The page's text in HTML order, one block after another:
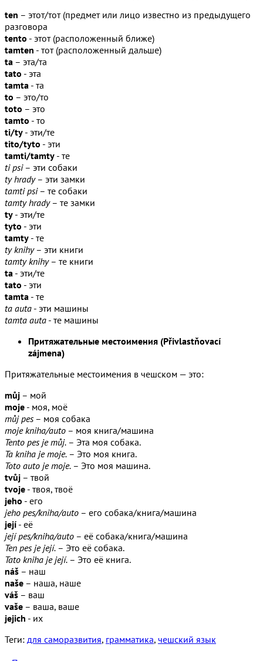
ten – этот/тот (предмет или лицо известно из предыдущего
разговора
tento - этот (расположенный ближе)
tamten - тот (расположенный дальше)
ta – эта/та
tato - эта
tamtа - та
to – это/то
toto – это
tamtо - то
ti/ty - эти/те
tito/tyto - эти
tamti/tamty - те
ti psi– эти собаки
ty hrady– эти замки
tamti psi– те собаки
tamty hrady– те замки
ty - эти/те
tyto - эти
tamty - те
ty knihy– эти книги
tamty knihy– те книги
ta - эти/те
tato - эти
tamta - те
ta auta - эти машины
tamta auta - те машины
Притяжательные местоимения (Přivlastňovací
zájmena)
Притяжательные местоимения в чешском — это:
můj – мой
moje - моя, моё
můj pes – моя собака
moje kniha/auto – моя книга/машина
Tento pes je můj. – Эта моя собака.
Ta kniha je moje. – Это моя книга.
Toto auto je moje. – Это моя машина.
tvůj – твой
tvoje - твоя, твоё
jeho - его
jeho pes/kniha/auto – его собака/книга/машина
její - её
její pes/kniha/auto – её собака/книга/машина
Ten pes je její. – Это её собака.
Tato kniha je její. – Это её книга.
náš – наш
naše – наша, наше
váš – ваш
vaše – ваша, ваше
jejich - их
Теги: для саморазвития, грамматика, чешский язык